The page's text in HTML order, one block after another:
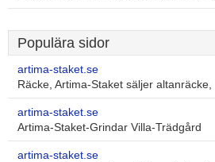
Populära sidor
artima-staket.se
Räcke, Artima-Staket säljer
artima-staket.se
Artima-Staket-Grindar Villa-Trädgård
artima-staket.se